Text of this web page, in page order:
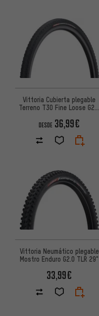
Vittoria Cubierta plegable
Terreno T30 Fine Loose G2.0
DESDE 36,99€
Vittoria Neumático plegable
Mostro Enduro G2.0 TLR 29"
33,99€